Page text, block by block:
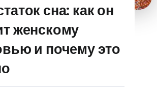
сна: как он
женскому
и почему это